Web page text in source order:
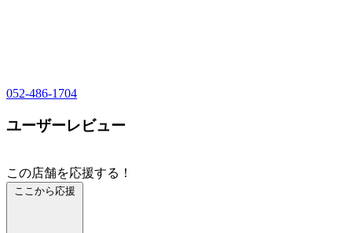
052-486-1704
ユーザーレビュー
この店舗を応援する！
ここから応援